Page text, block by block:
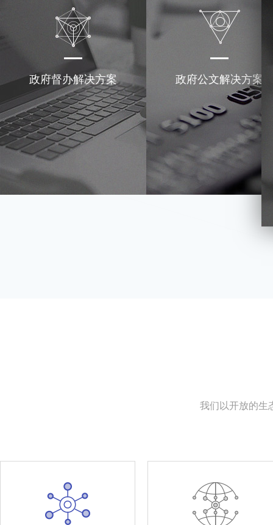
政府督办解决方案 政府公文解决方案
我们以开放的生